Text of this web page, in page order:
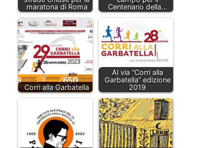
maratona di Roma
Centenario della…
Corri alla Garbatella
Al via “Corri alla
Garbatella” edizione
2019